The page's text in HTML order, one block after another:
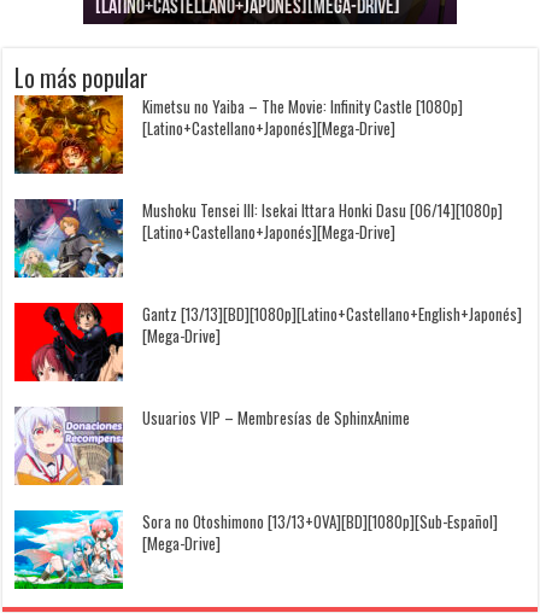
[Latino+Castellano+Japonés][Mega-Drive]
[Latino+Japonés][Mega-Drive]
[Latino+Castellano+Japonés][Mega-Drive]
[1080p][Sub-Español][Mega-Drive]
[Castellano+English+Japonés][Mega-Drive]
[1080p][Sub-Español][Mega-Drive]
Lo más popular
Kimetsu no Yaiba – The Movie: Infinity Castle [1080p]
[Latino+Castellano+Japonés][Mega-Drive]
Mushoku Tensei III: Isekai Ittara Honki Dasu [06/14][1080p]
[Latino+Castellano+Japonés][Mega-Drive]
Gantz [13/13][BD][1080p][Latino+Castellano+English+Japonés]
[Mega-Drive]
Usuarios VIP – Membresías de SphinxAnime
Sora no Otoshimono [13/13+OVA][BD][1080p][Sub-Español]
[Mega-Drive]